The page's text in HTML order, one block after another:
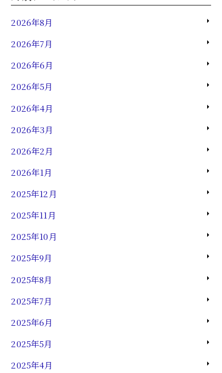
2026年8月
2026年7月
2026年6月
2026年5月
2026年4月
2026年3月
2026年2月
2026年1月
2025年12月
2025年11月
2025年10月
2025年9月
2025年8月
2025年7月
2025年6月
2025年5月
2025年4月